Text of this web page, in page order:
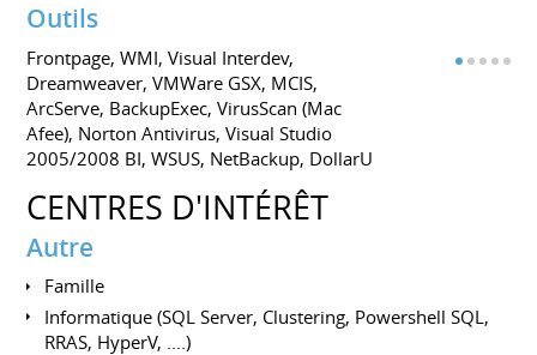
Outils
Frontpage, WMI, Visual Interdev,
Dreamweaver, VMWare GSX, MCIS,
ArcServe, BackupExec, VirusScan (Mac
Afee), Norton Antivirus, Visual Studio
2005/2008 BI, WSUS, NetBackup, DollarU
CENTRES D'INTÉRÊT
Autre
Famille
Informatique (SQL Server, Clustering, Powershell SQL,
RRAS, HyperV, ....)